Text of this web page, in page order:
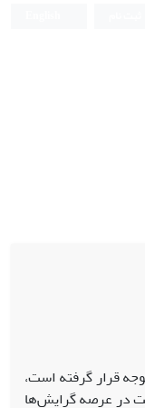
قرار گرفته است،
در عرصه گرایش‌ها